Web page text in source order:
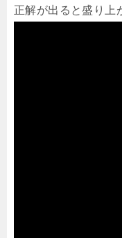
正解が出ると盛り上